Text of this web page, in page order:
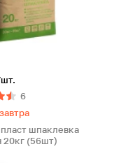
6
шпаклевка
20кг (56шт)